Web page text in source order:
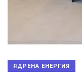
ЯДРЕНА ЕНЕРГИЯ